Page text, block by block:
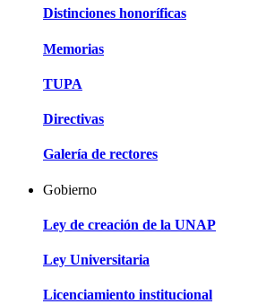
Distinciones honoríficas
Memorias
TUPA
Directivas
Galería de rectores
Gobierno
Ley de creación de la UNAP
Ley Universitaria
Licenciamiento institucional